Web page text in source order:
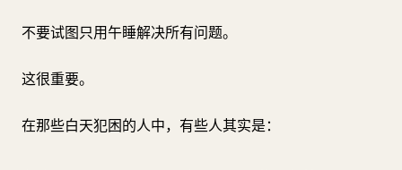
不要试图只用午睡解决所有问题。
这很重要。
在那些白天犯困的人中，有些人其实是：